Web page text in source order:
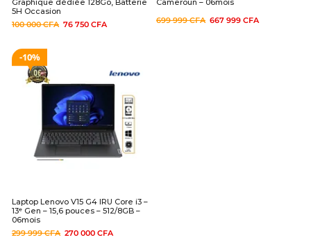
Graphique dédiée 128Go, Batterie
5H Occasion
100 000CFA 76 750 CFA
Cameroun – 06mois
699 999CFA 667 999 CFA
10%
Laptop Lenovo V15 G4 IRU Core i3 –
13ᵉ Gen – 15,6 pouces – 512/8GB –
06mois
299 999CFA 270 000 CFA